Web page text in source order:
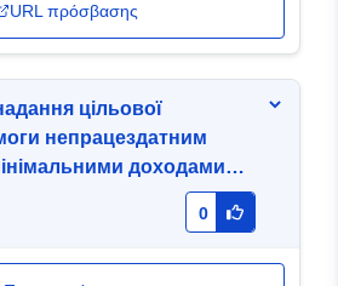
URL πρόσβασης
цільової
непрацездатним
доходами
0